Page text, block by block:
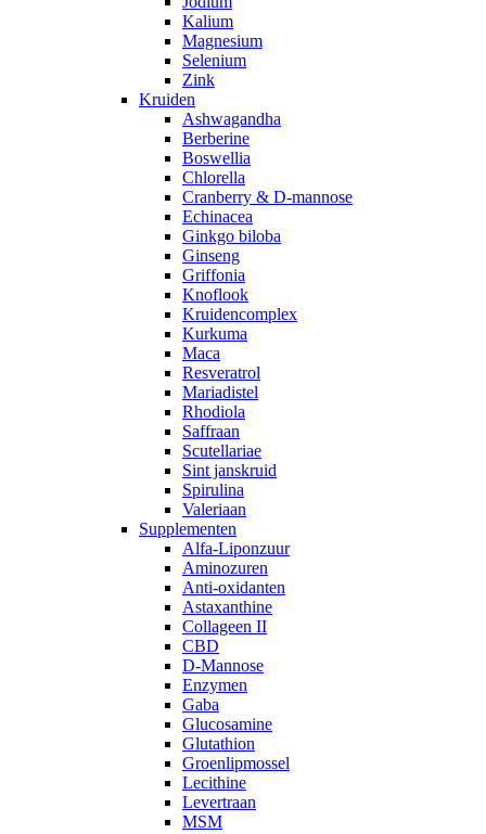
Kalium
Magnesium
Selenium
Zink
Kruiden
Ashwagandha
Berberine
Boswellia
Chlorella
Cranberry & D-mannose
Echinacea
Ginkgo biloba
Ginseng
Griffonia
Knoflook
Kruidencomplex
Kurkuma
Maca
Resveratrol
Mariadistel
Rhodiola
Saffraan
Scutellariae
Sint janskruid
Spirulina
Valeriaan
Supplementen
Alfa-Liponzuur
Aminozuren
Anti-oxidanten
Astaxanthine
Collageen II
CBD
D-Mannose
Enzymen
Gaba
Glucosamine
Glutathion
Groenlipmossel
Lecithine
Levertraan
MSM